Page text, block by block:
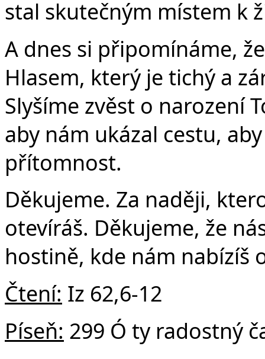
stal skutečným místem k
A dnes si připomínáme,
Hlasem, který je tichý a
Slyšíme zvěst o narození
aby nám ukázal cestu,
přítomnost.
Děkujeme. Za naději,
otevíráš. Děkujeme, že
hostině, kde nám nabízíš
Čtení: Iz 62,6-12
Píseň: 299 Ó ty radostný